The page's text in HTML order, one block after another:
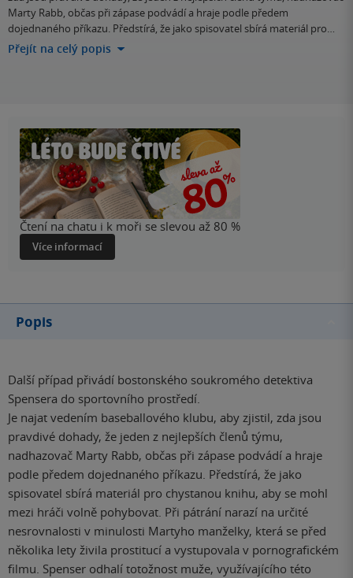
Marty Rabb, občas při zápase podvádí a hraje podle předem
dojednaného příkazu. Předstírá, že jako spisovatel sbírá materiál pro…
Přejít na celý popis
Čtení na chatu i k moři se slevou až 80 %
Více informací
Popis
Další případ přivádí bostonského soukromého detektiva
Spensera do sportovního prostředí.
Je najat vedením baseballového klubu, aby zjistil, zda jsou
pravdivé dohady, že jeden z nejlepších členů týmu,
nadhazovač Marty Rabb, občas při zápase podvádí a hraje
podle předem dojednaného příkazu. Předstírá, že jako
spisovatel sbírá materiál pro chystanou knihu, aby se mohl
mezi hráči volně pohybovat. Při pátrání narazí na určité
nesrovnalosti v minulosti Martyho manželky, která se před
několika lety živila prostitucí a vystupovala v pornografickém
filmu. Spenser odhalí totožnost muže, využívajícího této